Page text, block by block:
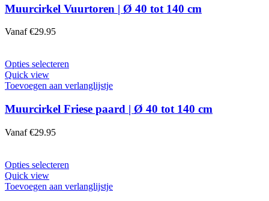
variaties.
Deze
op
de
productpagina
Muurcirkel Vuurtoren | Ø 40 tot 140 cm
Vanaf €29.95
Opties selecteren
heeft
variaties.
Deze
op
de
productpagina
Quick view
Toevoegen aan verlanglijstje
Muurcirkel Friese paard | Ø 40 tot 140 cm
Vanaf €29.95
Opties selecteren
heeft
Quick view
Toevoegen aan verlanglijstje